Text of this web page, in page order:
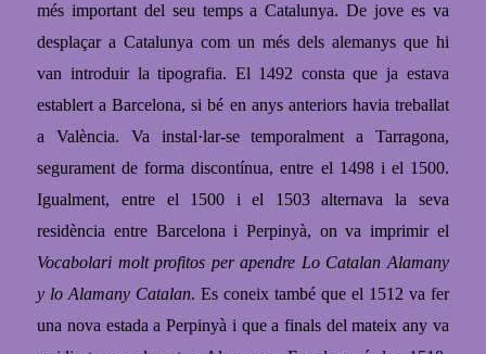
més important del seu temps a Catalunya. De jove es va
desplaçar a Catalunya com un més dels alemanys que hi
van introduir la tipografia. El 1492 consta que ja estava
establert a Barcelona, si bé en anys anteriors havia treballat
a València. Va instal·lar-se temporalment a Tarragona,
segurament de forma discontínua, entre el 1498 i el 1500.
Igualment, entre el 1500 i el 1503 alternava la seva
residència entre Barcelona i Perpinyà, on va imprimir el
Vocabolari molt profitos per apendre Lo Catalan Alamany
y lo Alamany Catalan. Es coneix també que el 1512 va fer
una nova estada a Perpinyà i que a finals del mateix any va